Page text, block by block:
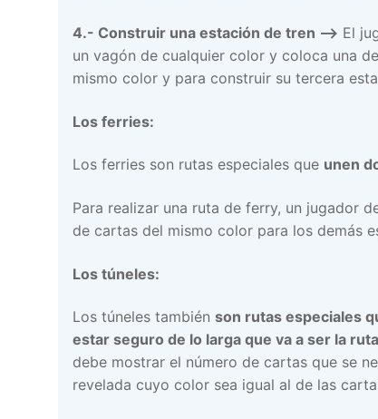
4.- Construir una estación de tren –> El
un vagón de cualquier color y coloca una
mismo color y para construir su tercera
Los ferries:
Los ferries son rutas especiales que unen
Para realizar una ruta de ferry, un jugador
de cartas del mismo color para los demás
Los túneles:
Los túneles también son rutas especiales
estar seguro de lo larga que va a ser la ruta
debe mostrar el número de cartas que se
revelada cuyo color sea igual al de las